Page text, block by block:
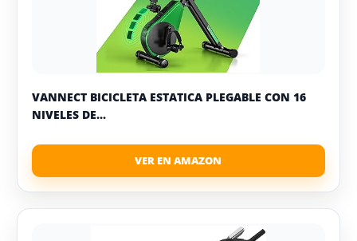
VANNECT BICICLETA ESTATICA PLEGABLE CON 16
NIVELES DE...